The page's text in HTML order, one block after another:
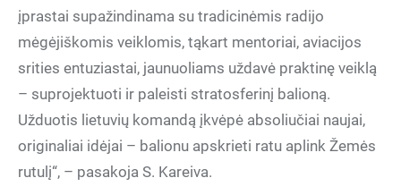
įprastai supažindinama su tradicinėmis radijo
mėgėjiškomis veiklomis, tąkart mentoriai, aviacijos
srities entuziastai, jaunuoliams uždavė praktinę veiklą
– suprojektuoti ir paleisti stratosferinį balioną.
Užduotis lietuvių komandą įkvėpė absoliučiai naujai,
originaliai idėjai – balionu apskrieti ratu aplink Žemės
rutulį“, – pasakoja S. Kareiva.